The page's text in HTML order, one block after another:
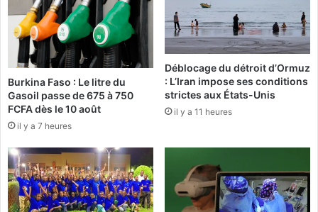
(
p
o
m
p
e
r
s
)
p
é
l
a
-
i
n
k
a
Burkina Faso : Le litre du
Gasoil passe de 675 à 750
FCFA dès le 10 août
il y a 7 heures
Déblocage du détroit d’Ormuz
: L’Iran impose ses conditions
strictes aux États-Unis
il y a 11 heures